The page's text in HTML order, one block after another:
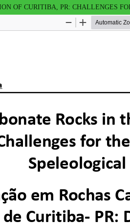
OF CURITIBA, PR: CHALLENGES